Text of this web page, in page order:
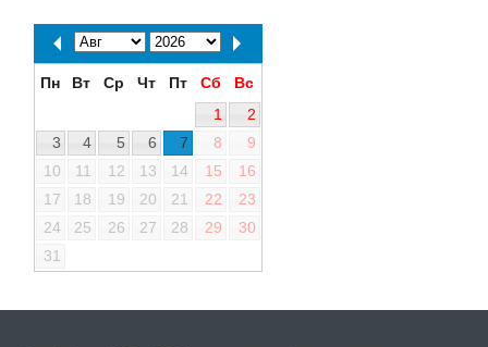
Пн Вт Ср Чт Пт Сб
Вс
1
2
3
4 5 6 7 8
9
10
11 12 13 14 15
16
17
18 19 20 21 22
23
24
25 26 27 28 29
30
31